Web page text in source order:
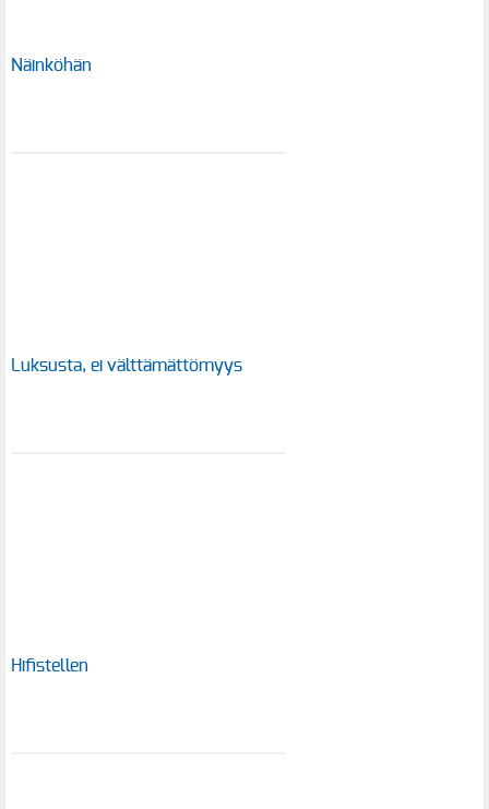
Näinköhän
Luksusta, ei välttämättömyys
Hifistellen